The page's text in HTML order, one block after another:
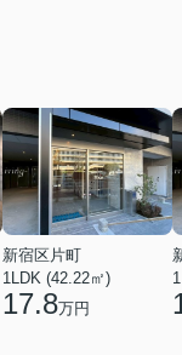
新宿区片町
1LDK (42.22㎡)
17.8万円